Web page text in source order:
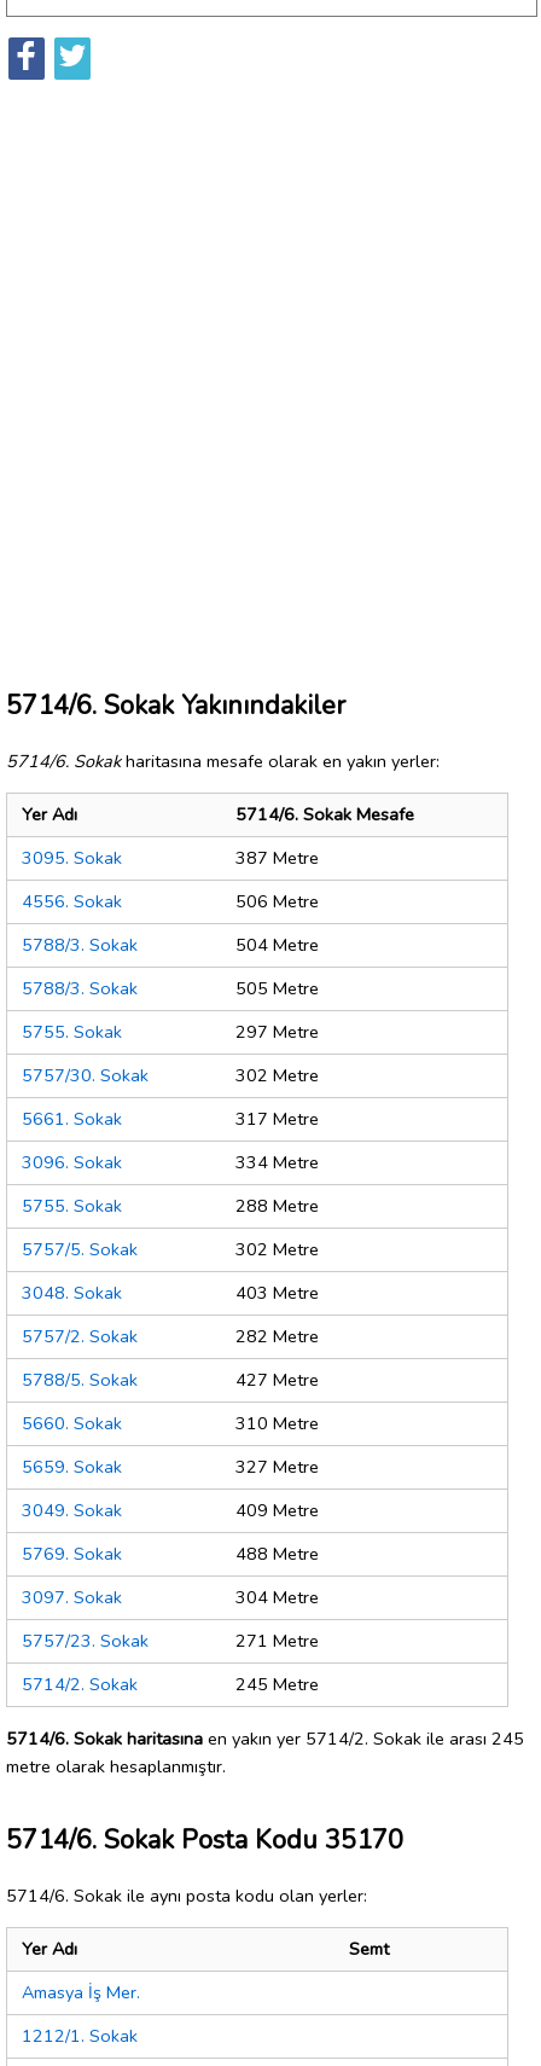
5714/6. Sokak Yakınındakiler
5714/6. Sokakharitasına mesafe olarak en yakın yerler:
Yer Adı
5714/6. Sokak Mesafe
3095. Sokak
387 Metre
4556. Sokak
506 Metre
5788/3. Sokak
504 Metre
5788/3. Sokak
505 Metre
5755. Sokak
297 Metre
5757/30. Sokak
302 Metre
5661. Sokak
317 Metre
3096. Sokak
334 Metre
5755. Sokak
288 Metre
5757/5. Sokak
302 Metre
3048. Sokak
403 Metre
5757/2. Sokak
282 Metre
5788/5. Sokak
427 Metre
5660. Sokak
310 Metre
5659. Sokak
327 Metre
3049. Sokak
409 Metre
5769. Sokak
488 Metre
3097. Sokak
304 Metre
5757/23. Sokak
271 Metre
5714/2. Sokak
245 Metre
5714/6. Sokak haritasına en yakın yer 5714/2. Sokak ile arası 245
metre olarak hesaplanmıştır.
5714/6. Sokak Posta Kodu 35170
5714/6. Sokak ile aynı posta kodu olan yerler:
Yer Adı
Semt
Amasya İş Mer.
1212/1. Sokak